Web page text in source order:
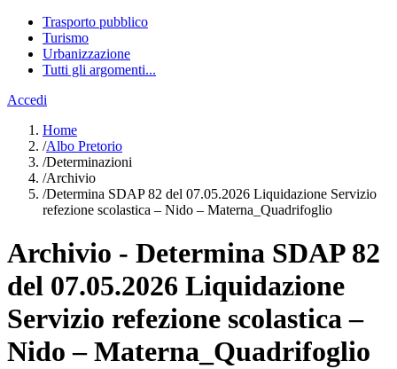
Trasporto pubblico
Turismo
Urbanizzazione
Tutti gli argomenti...
Accedi
Home
/Albo Pretorio
/Determinazioni
/Archivio
/Determina SDAP 82 del 07.05.2026 Liquidazione Servizio
refezione scolastica – Nido – Materna_Quadrifoglio
Archivio - Determina SDAP 82
del 07.05.2026 Liquidazione
Servizio refezione scolastica –
Nido – Materna_Quadrifoglio